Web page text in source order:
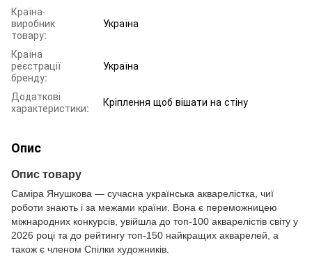
Країна-
виробник
товару:
Україна
Країна
реєстрації
бренду:
Україна
Додаткові
характеристики:
Кріплення щоб вішати на стіну
Опис
Опис товару
Саміра Янушкова — сучасна українська акварелістка, чиї
роботи знають і за межами країни. Вона є переможницею
міжнародних конкурсів, увійшла до топ-100 акварелістів світу у
2026 році та до рейтингу топ-150 найкращих акварелей, а
також є членом Спілки художників.